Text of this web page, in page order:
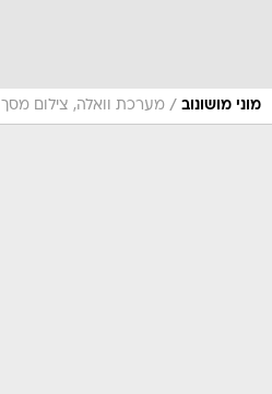
מוני מושונוב / מערכת וואלה, צילום מסך